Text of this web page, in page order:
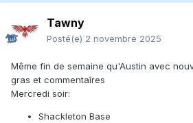
Tawny
Posté(e) 2 novembre 2025
Même fin de semaine qu'Austin avec
gras et commentaîres
Mercredi soir:
Shackleton Base